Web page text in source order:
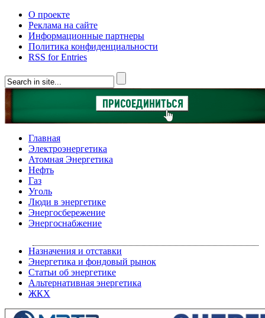
О проекте
Реклама на сайте
Информационные партнеры
Политика конфиденциальности
RSS for Entries
Главная
Электроэнергетика
Атомная Энергетика
Нефть
Газ
Уголь
Люди в энергетике
Энергосбережение
Энергоснабжение
Назначения и отставки
Энергетика и фондовый рынок
Статьи об энергетике
Альтернативная энергетика
ЖКХ